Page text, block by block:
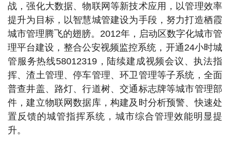
战，强化大数据、物联网等新技术应用，以管理效率
提升为目标，以智慧城管建设为手段，努力打造栖霞
城市管理腾飞的翅膀。2012年，启动区数字化城市管
理平台建设，整合公安视频监控系统，开通24小时城
管服务热线58012319，陆续建成视频会议、执法指
挥、渣土管理、停车管理、环卫管理等子系统，全面
普查井盖、路灯、行道树、交通标志牌等城市管理部
件，建立物联网数据库，构建及时分析预警、快速处
置反馈的城管指挥系统，城市综合管理效能明显提
升。